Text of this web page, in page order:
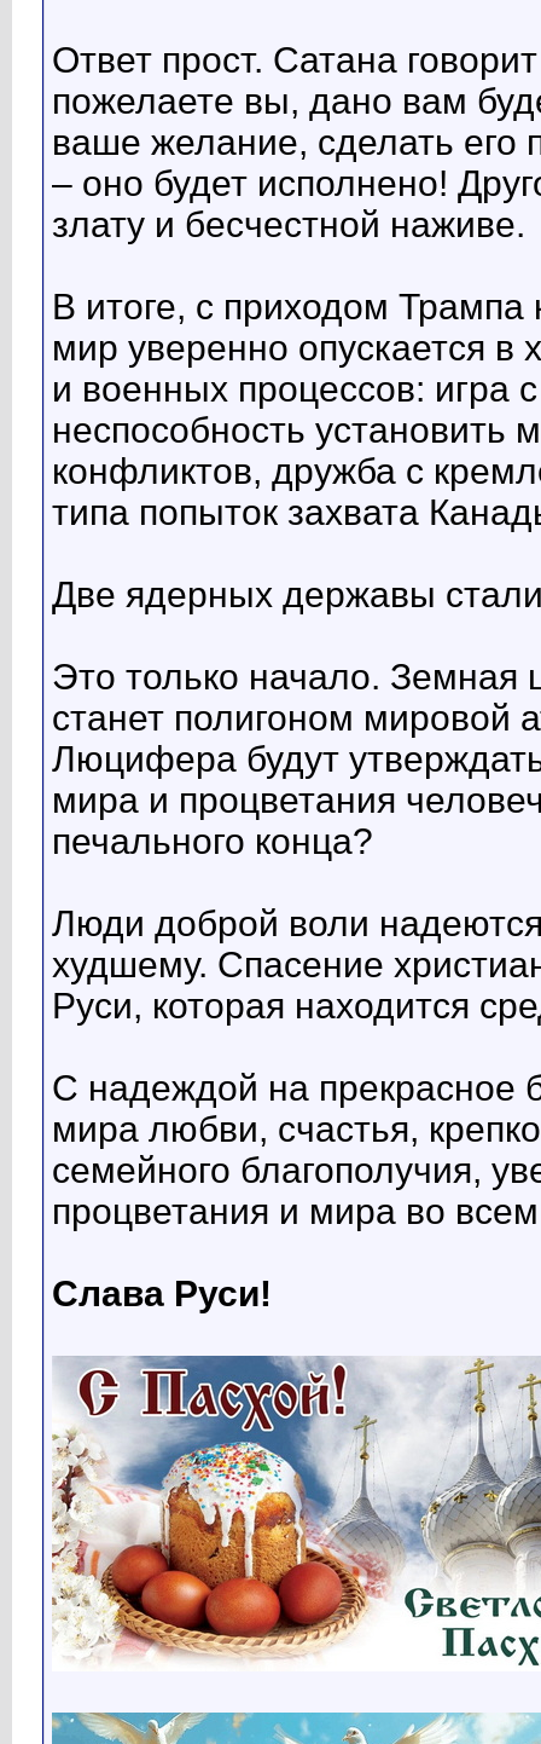
Ответ прост. Сатана
пожелаете вы, дано вам
ваше желание, сделать его
– оно будет исполнено!
злату и бесчестной наживе.
В итоге, с приходом
мир уверенно опускается в
и военных процессов: игра
неспособность установить
конфликтов, дружба с
типа попыток захвата
Две ядерных державы
Это только начало.
станет полигоном мировой
Люцифера будут
мира и процветания
печального конца?
Люди доброй воли
худшему. Спасение
Руси, которая находится
С надеждой на
мира любви, счастья,
семейного благополучия,
процветания и мира во
Слава Руси!